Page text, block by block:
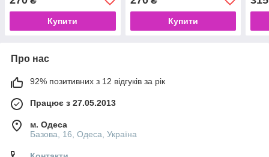
(чорний колір)
Купити
колір)
Купити
Про нас
92% позитивних з 12 відгуків за рік
Працює з 27.05.2013
м. Одеса
Базова, 16, Одеса, Україна